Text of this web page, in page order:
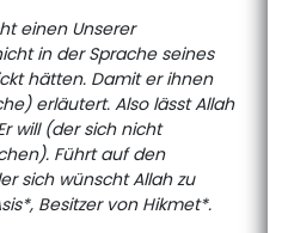
einen Unserer
in der Sprache seines
hätten. Damit er ihnen
erläutert. Also lässt Allah
will (der sich nicht
Führt auf den
sich wünscht Allah zu
Besitzer von Hikmet*.